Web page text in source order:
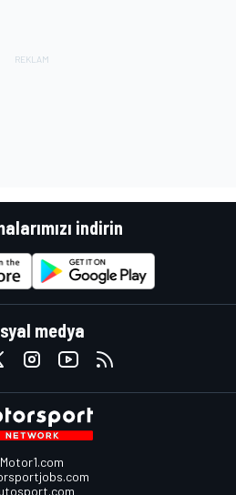
indirin
medya
Motor1.com